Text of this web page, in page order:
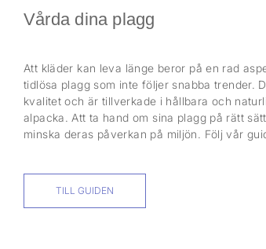
Vårda dina plagg
Att kläder kan leva länge beror på en rad
tidlösa plagg som inte följer snabba trender.
kvalitet och är tillverkade i hållbara och
alpacka. Att ta hand om sina plagg på rätt
minska deras påverkan på miljön. Följ vår
TILL GUIDEN